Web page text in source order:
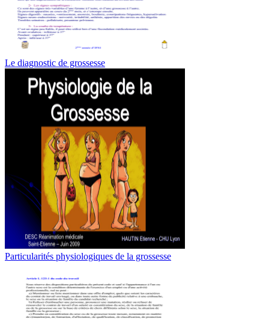
Le diagnostic de grossesse
Particularités physiologiques de la grossesse